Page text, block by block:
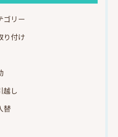
ゴリー
り付け
越し
替